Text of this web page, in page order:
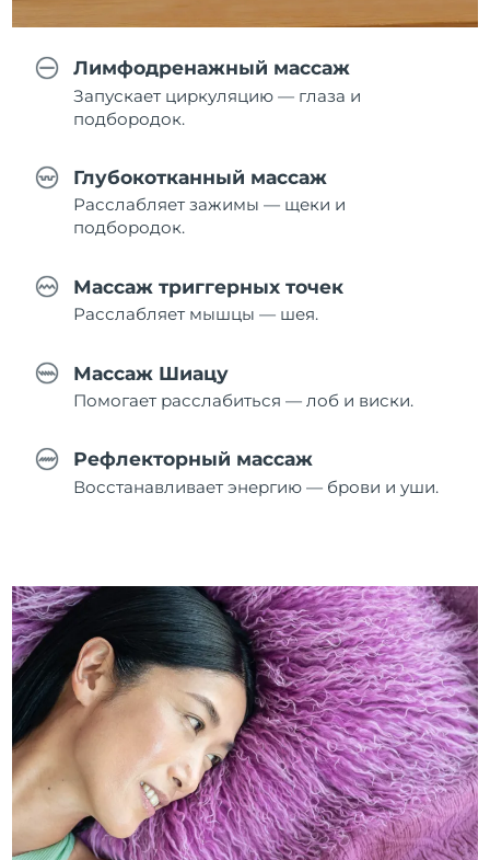
Лимфодренажный массаж
Запускает циркуляцию — глаза и
подбородок.
Глубокотканный массаж
Расслабляет зажимы — щеки и
подбородок.
Массаж триггерных точек
Расслабляет мышцы — шея.
Массаж Шиацу
Помогает расслабиться — лоб и виски.
Рефлекторный массаж
Восстанавливает энергию — брови и уши.